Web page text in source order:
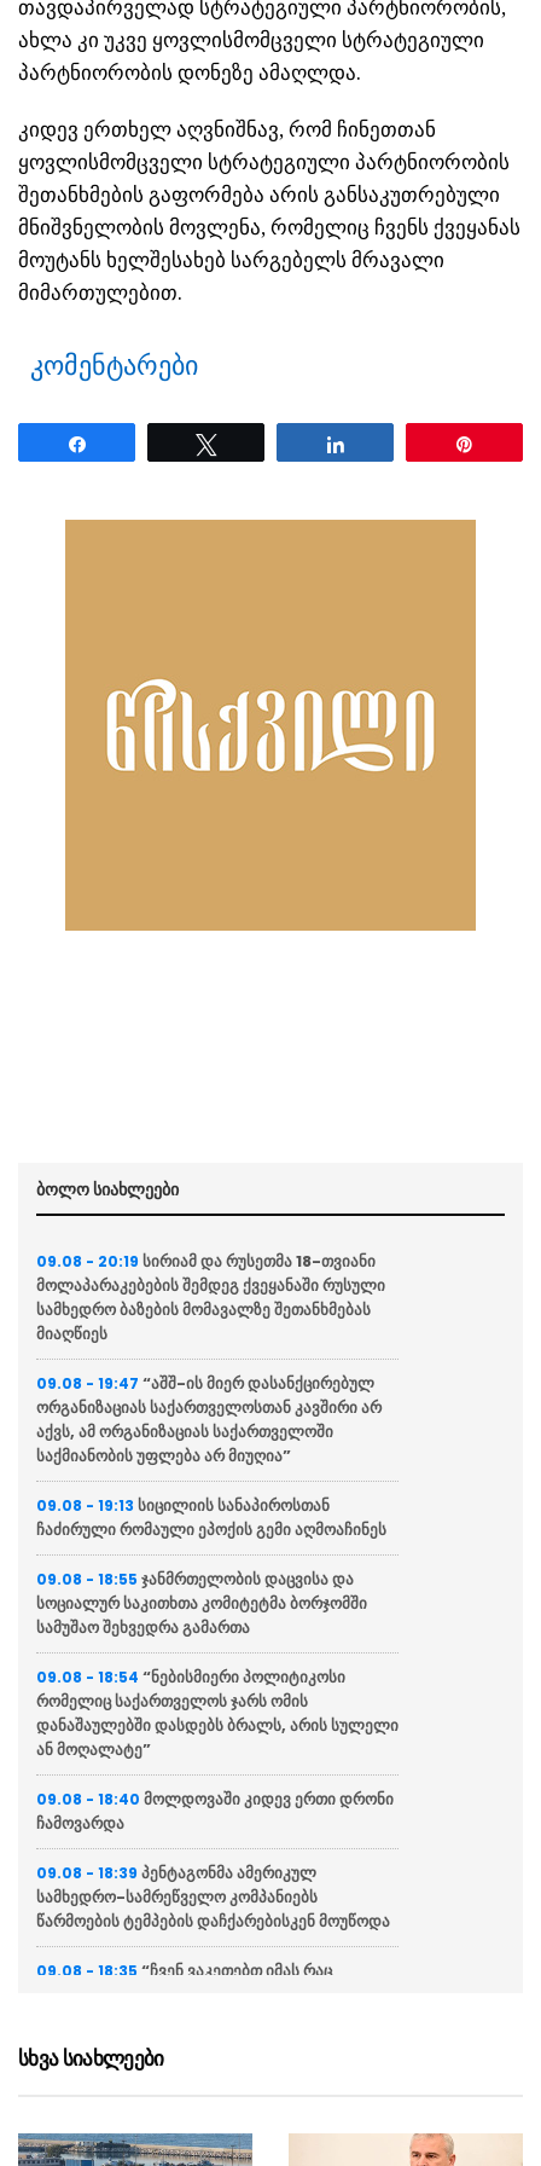
თავდაპირველად სტრატეგიული პარტნიორობის,
ახლა კი უკვე ყოვლისმომცველი სტრატეგიული
პარტნიორობის დონეზე ამაღლდა.
კიდევ ერთხელ აღვნიშნავ, რომ ჩინეთთან
ყოვლისმომცველი სტრატეგიული პარტნიორობის
შეთანხმების გაფორმება არის განსაკუთრებული
მნიშვნელობის მოვლენა, რომელიც ჩვენს ქვეყანას
მოუტანს ხელშესახებ სარგებელს მრავალი
მიმართულებით.
კომენტარები
ბოლო სიახლეები
09.08 - 20:19 სირიამ და რუსეთმა 18-თვიანი
მოლაპარაკებების შემდეგ ქვეყანაში რუსული
სამხედრო ბაზების მომავალზე შეთანხმებას
მიაღწიეს
09.08 - 19:47 “აშშ-ის მიერ დასანქცირებულ
ორგანიზაციას საქართველოსთან კავშირი არ
აქვს, ამ ორგანიზაციას საქართველოში
საქმიანობის უფლება არ მიუღია”
09.08 - 19:13 სიცილიის სანაპიროსთან
ჩაძირული რომაული ეპოქის გემი აღმოაჩინეს
09.08 - 18:55 ჯანმრთელობის დაცვისა და
სოციალურ საკითხთა კომიტეტმა ბორჯომში
სამუშაო შეხვედრა გამართა
09.08 - 18:54 “ნებისმიერი პოლიტიკოსი
რომელიც საქართველოს ჯარს ომის
დანაშაულებში დასდებს ბრალს, არის სულელი
ან მოღალატე”
09.08 - 18:40 მოლდოვაში კიდევ ერთი დრონი
ჩამოვარდა
09.08 - 18:39 პენტაგონმა ამერიკულ
სამხედრო-სამრეწველო კომპანიებს
წარმოების ტემპების დაჩქარებისკენ მოუწოდა
09.08 - 18:35 “ჩვენ ვაკეთებთ იმას რაც
წინააღმდეგაც როდესაც ეს საჭიროა”
ადამიანის ევაკუაცია გახდა საჭირო
სხვა სიახლეები